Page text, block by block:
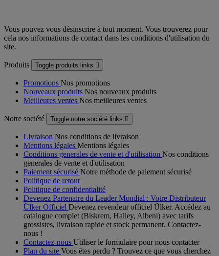
Vous pouvez vous désinscrire à tout moment. Vous trouverez pour
cela nos informations de contact dans les conditions d'utilisation du
site.
Produits Toggle produits links 
Promotions Nos promotions
Nouveaux produits Nos nouveaux produits
Meilleures ventes Nos meilleures ventes
Notre société Toggle notre société links 
Livraison Nos conditions de livraison
Mentions légales Mentions légales
Conditions generales de vente et d'utilisation Nos conditions
generales de vente et d'utilisation
Paiement sécurisé Notre méthode de paiement sécurisé
Politique de retour
Politique de confidentialité
Devenez Partenaire du Leader Mondial : Votre Distributeur
Ülker Officiel Devenez revendeur officiel Ülker. Accédez au
catalogue complet (Biskrem, Halley, Albeni) avec tarifs
grossistes, livraison rapide et stock permanent. Contactez-
nous !
Contactez-nous Utiliser le formulaire pour nous contacter
Plan du site Vous êtes perdu ? Trouvez ce que vous cherchez